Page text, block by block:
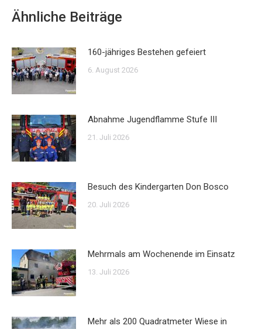
Ähnliche Beiträge
160-jähriges Bestehen gefeiert
6. August 2026
Abnahme Jugendflamme Stufe III
21. Juli 2026
Besuch des Kindergarten Don Bosco
20. Juli 2026
Mehrmals am Wochenende im Einsatz
13. Juli 2026
Mehr als 200 Quadratmeter Wiese in